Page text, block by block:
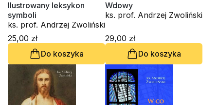
Ilustrowany leksykon
symboli
ks. prof. Andrzej Zwoliński
25,00 zł
Do koszyka
Wdowy
ks. prof. Andrzej Zwoliński
29,00 zł
Do koszyka